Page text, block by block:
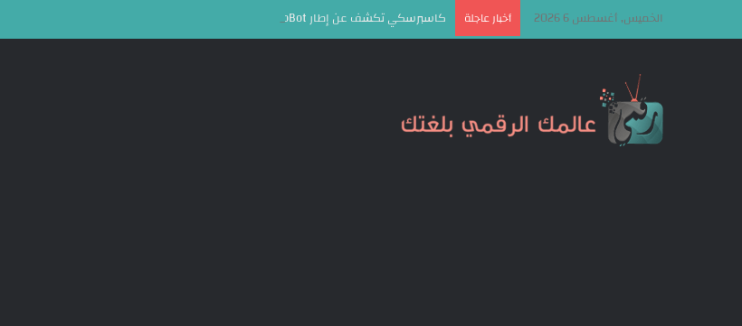
الخميس, أغسطس 6 2026 أخبار عاجلة كاسبرسكي تكشف عن إطار OkoBot الخبيث لاستهداف مستخدمي العملات المشفرة